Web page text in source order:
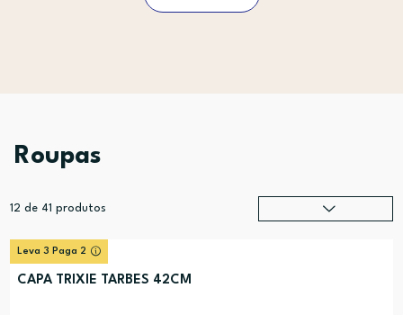
Roupas
12 de 41 produtos
Leva 3 Paga 2
CAPA TRIXIE TARBES 42CM